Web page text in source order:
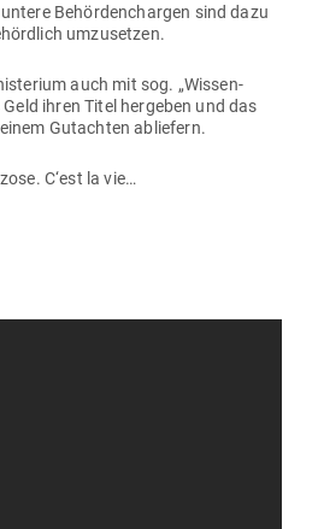
Behör­den­chargen sind dazu
umzusetzen.
auch mit sog. „Wis­sen­
ihren Titel her­geben und das
Gut­achten abliefern.
C‘est la vie…